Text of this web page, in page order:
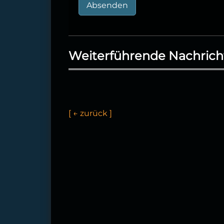
Absenden
Weiterführende
[ ← zurück ]